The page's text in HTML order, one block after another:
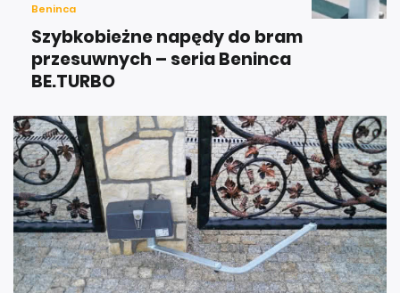
Beninca
Szybkobieżne napędy do bram
przesuwnych – seria Beninca
BE.TURBO